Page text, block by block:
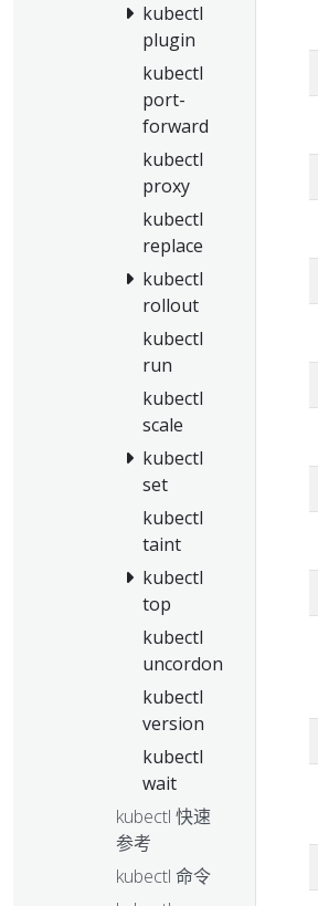
kubectl
plugin
kubectl
port-
forward
kubectl
proxy
kubectl
replace
kubectl
rollout
kubectl
run
kubectl
scale
kubectl
set
kubectl
taint
kubectl
top
kubectl
uncordon
kubectl
version
kubectl
wait
kubectl 快速
参考
kubectl 命令